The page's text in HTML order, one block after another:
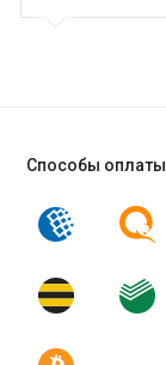
Способы оплаты